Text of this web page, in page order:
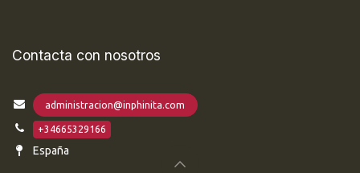
Contacta con nosotros
administracion@inphinita.com
+34665329166
España